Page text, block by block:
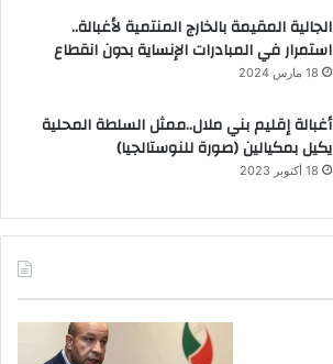
الجالية المقيمة بالخارج المنتمية لأغبالة..
استمرار في المبادرات الإنساية بدون انقطاع
18 مارس 2024
أغبالة إقليم بني ملال..ممثل السلطة المحلية
يكيل بمكيالين (صورة للنوستالجيا)
18 أكتوبر 2023